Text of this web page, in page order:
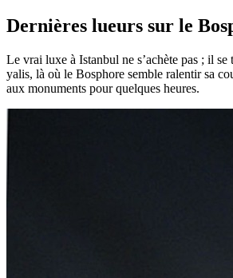
Dernières lueurs sur le
Le vrai luxe à Istanbul ne s’achète pas ; il
yalis, là où le Bosphore semble ralentir sa
aux monuments pour quelques heures.